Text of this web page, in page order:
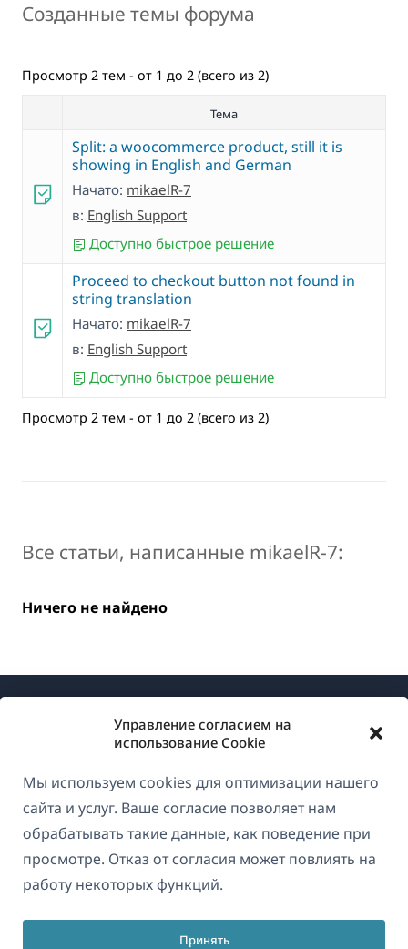
Управление согласием на
использование Cookie
Мы используем cookies для оптимизации нашего
сайта и услуг. Ваше согласие позволяет нам
обрабатывать такие данные, как поведение при
просмотре. Отказ от согласия может повлиять на
работу некоторых функций.
Принять
Созданные темы форума
Просмотр 2 тем - от 1 до 2 (всего из 2)
Тема
Split: a woocommerce product, still it is
showing in English and German
Начато: mikaelR-7
в: English Support
Доступно быстрое решение
Proceed to checkout button not found in
string translation
Начато: mikaelR-7
в: English Support
Доступно быстрое решение
Просмотр 2 тем - от 1 до 2 (всего из 2)
Все статьи, написанные mikaelR-7:
Ничего не найдено
О WPML
GDPR и политика конфиденциальности
Присоединяйтесь к нашей команде
(открывается
в
новом
в
новом
в